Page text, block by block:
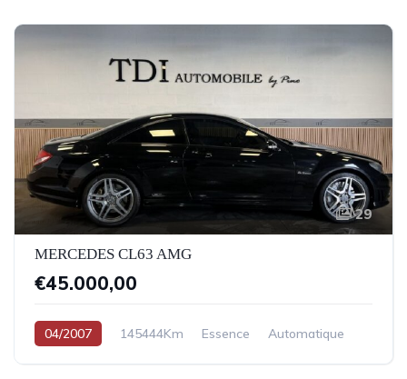
29
MERCEDES CL63 AMG
€45.000,00
04/2007 145444Km Essence Automatique